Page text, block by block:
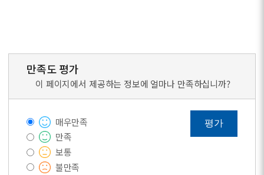
만족도 평가
이 페이지에서 제공하는 정보에 얼마나 만족하십니까?
매우만족
만족
보통
불만족
평가